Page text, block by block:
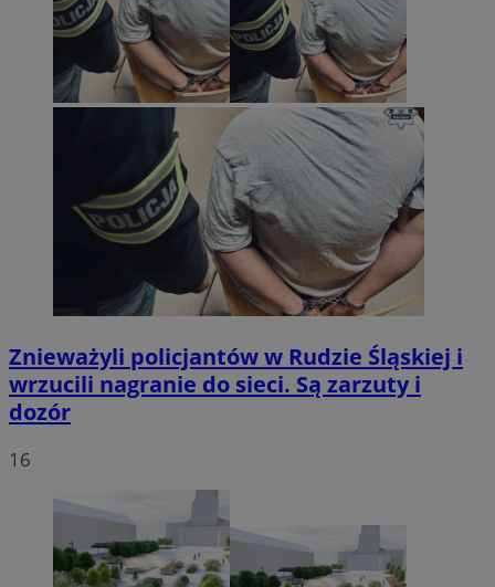
Znieważyli policjantów w Rudzie Śląskiej i
wrzucili nagranie do sieci. Są zarzuty i
dozór
16